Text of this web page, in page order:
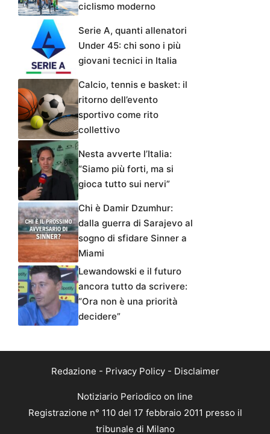
ciclismo moderno
Serie A, quanti allenatori
Under 45: chi sono i più
giovani tecnici in Italia
Calcio, tennis e basket: il
ritorno dell’evento
sportivo come rito
collettivo
Nesta avverte l’Italia:
“Siamo più forti, ma si
gioca tutto sui nervi”
Chi è Damir Dzumhur:
dalla guerra di Sarajevo al
sogno di sfidare Sinner a
Miami
Lewandowski e il futuro
ancora tutto da scrivere:
“Ora non è una priorità
decidere”
Redazione - Privacy Policy- Disclaimer
Notiziario Periodico on line
Registrazione n° 110 del 17 febbraio 2011 presso il
tribunale di Milano